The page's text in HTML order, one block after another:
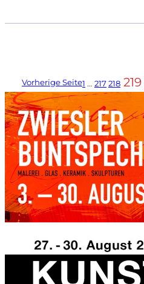
Vorherige Seite1 … 217218 219